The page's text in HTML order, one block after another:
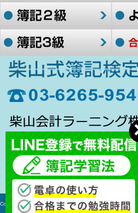
Copyright c 2006-2017 簿記検定対策講座 All rights Reserved.